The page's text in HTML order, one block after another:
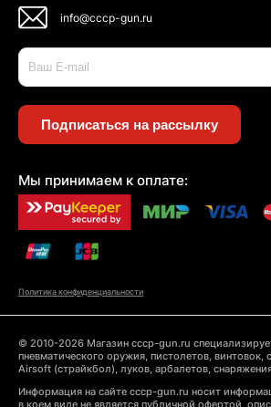
info@cccp-gun.ru
Подписаться на рассылку
Мы принимаем к оплате:
Политика конфиденциальности
© 2010-2026 Магазин cccp-gun.ru
пневматического оружия, пистолетов,
Airsoft (страйкбол), луков, арбалетов,
Информация на сайте cccp-gun.ru носит